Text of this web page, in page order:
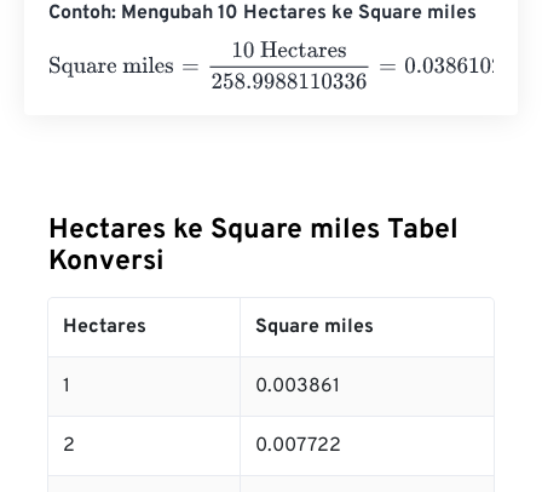
Contoh: Mengubah 10 Hectares ke Square miles
Square miles
10 Hectares258.9988110336=0.0386102
Hectares ke Square miles Tabel
Konversi
Hectares Square miles
1 0.003861
2 0.007722